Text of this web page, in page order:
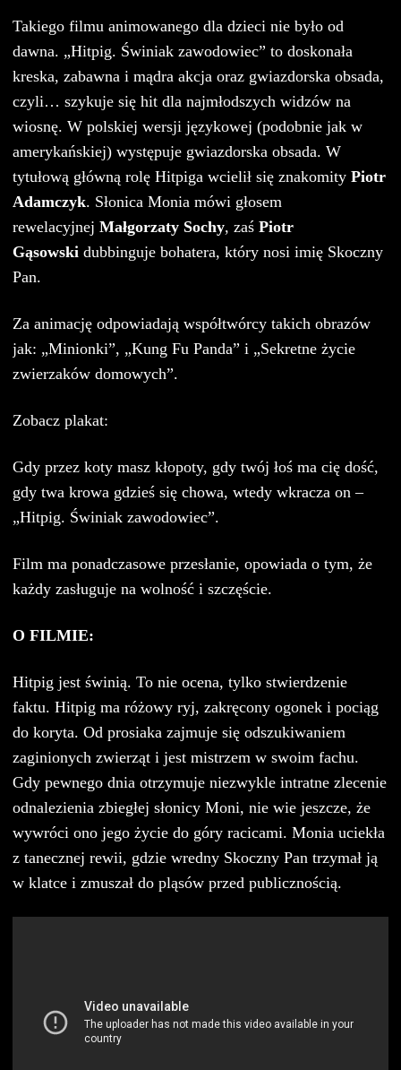
Takiego filmu animowanego dla dzieci nie było od
dawna. „Hitpig. Świniak zawodowiec” to doskonała
kreska, zabawna i mądra akcja oraz gwiazdorska obsada,
czyli… szykuje się hit dla najmłodszych widzów na
wiosnę. W polskiej wersji językowej (podobnie jak w
amerykańskiej) występuje gwiazdorska obsada. W
tytułową główną rolę Hitpiga wcielił się znakomity Piotr
Adamczyk. Słonica Monia mówi głosem
rewelacyjnej Małgorzaty Sochy, zaś Piotr
Gąsowski dubbinguje bohatera, który nosi imię Skoczny
Pan.
Za animację odpowiadają współtwórcy takich obrazów
jak: „Minionki”, „Kung Fu Panda” i „Sekretne życie
zwierzaków domowych”.
Zobacz plakat:
Gdy przez koty masz kłopoty, gdy twój łoś ma cię dość,
gdy twa krowa gdzieś się chowa, wtedy wkracza on –
„Hitpig. Świniak zawodowiec”.
Film ma ponadczasowe przesłanie, opowiada o tym, że
każdy zasługuje na wolność i szczęście.
O FILMIE:
Hitpig jest świnią. To nie ocena, tylko stwierdzenie
faktu. Hitpig ma różowy ryj, zakręcony ogonek i pociąg
do koryta. Od prosiaka zajmuje się odszukiwaniem
zaginionych zwierząt i jest mistrzem w swoim fachu.
Gdy pewnego dnia otrzymuje niezwykle intratne zlecenie
odnalezienia zbiegłej słonicy Moni, nie wie jeszcze, że
wywróci ono jego życie do góry racicami. Monia uciekła
z tanecznej rewii, gdzie wredny Skoczny Pan trzymał ją
w klatce i zmuszał do pląsów przed publicznością.